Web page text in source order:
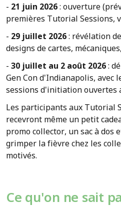
- 21 juin 2026: ouverture
premières Tutorial Sessions,
- 29 juillet 2026: révélation
designs de cartes,
- 30 juillet au 2 août 2026:
Gen Con d'Indianapolis, avec
sessions d'initiation ouvertes
Les participants aux Tutorial
recevront même un petit
promo collector, un sac à dos
grimper la fièvre chez les
motivés.
Ce qu'on ne sait